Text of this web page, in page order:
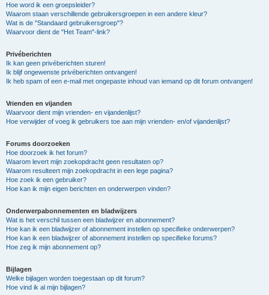
Hoe word ik een groepsleider?
Waarom staan verschillende gebruikersgroepen in een andere kleur?
Wat is de "Standaard gebruikersgroep"?
Waarvoor dient de "Het Team"-link?
Privéberichten
Ik kan geen privéberichten sturen!
Ik blijf ongewenste privéberichten ontvangen!
Ik heb spam of een e-mail met ongepaste inhoud van iemand op dit forum ontvangen!
Vrienden en vijanden
Waarvoor dient mijn vrienden- en vijandenlijst?
Hoe verwijder of voeg ik gebruikers toe aan mijn vrienden- en/of vijandenlijst?
Forums doorzoeken
Hoe doorzoek ik het forum?
Waarom levert mijn zoekopdracht geen resultaten op?
Waarom resulteert mijn zoekopdracht in een lege pagina?
Hoe zoek ik een gebruiker?
Hoe kan ik mijn eigen berichten en onderwerpen vinden?
Onderwerpabonnementen en bladwijzers
Wat is het verschil tussen een bladwijzer en abonnement?
Hoe kan ik een bladwijzer of abonnement instellen op specifieke onderwerpen?
Hoe kan ik een bladwijzer of abonnement instellen op specifieke forums?
Hoe zeg ik mijn abonnement op?
Bijlagen
Welke bijlagen worden toegestaan op dit forum?
Hoe vind ik al mijn bijlagen?